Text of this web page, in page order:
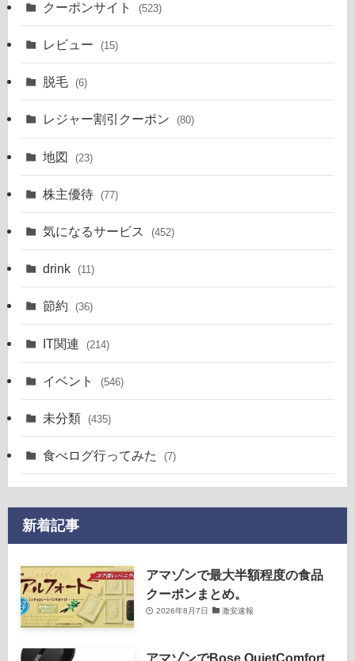
クーポンサイト (523)
レビュー (15)
脱毛 (6)
レジャー割引クーポン (80)
地図 (23)
株主優待 (77)
気になるサービス (452)
drink (11)
節約 (36)
IT関連 (214)
イベント (546)
未分類 (435)
食べログ行ってみた (7)
新着記事
アマゾンで最大半額程度の食品
クーポンまとめ。
2026年8月7日 激安速報
アマゾンでBose QuietComfort